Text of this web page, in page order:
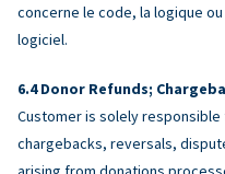
concerne le code, la logique
logiciel.
Donor Refunds;
Customer is solely
chargebacks, reversals,